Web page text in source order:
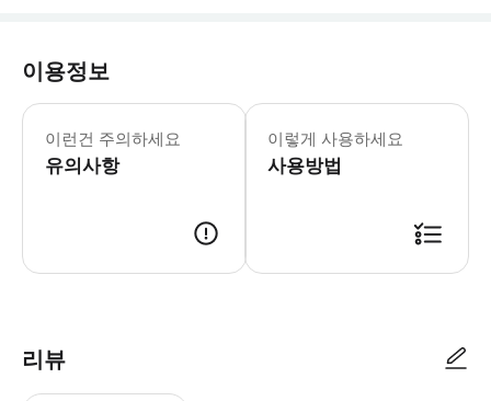
이용정보
이런건 주의하세요
유의사항
이렇게 사용하세요
사용방법
리뷰